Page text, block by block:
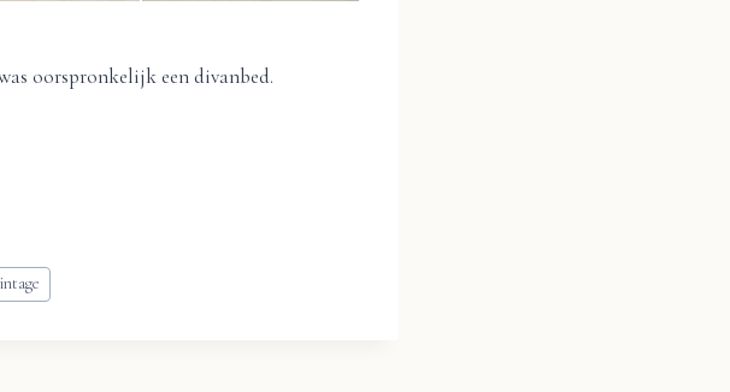
oorspronkelijk een divanbed.